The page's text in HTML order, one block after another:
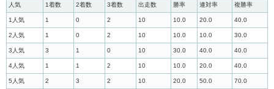
人気 1着数 2着数 3着数 出走数 勝率 連対率 複勝率
1人気 1 0 2 10 10.0 20.0 40.0
2人気 1 0 2 10 10.0 10.0 30.0
3人気 3 1 0 10 30.0 40.0 40.0
4人気 1 1 2 10 10.0 20.0 40.0
5人気 2 3 2 10 20.0 50.0 70.0